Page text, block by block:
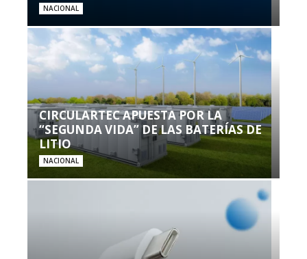
NACIONAL
CIRCULARTEC APUESTA POR LA
“SEGUNDA VIDA” DE LAS BATERÍAS DE
LITIO
NACIONAL